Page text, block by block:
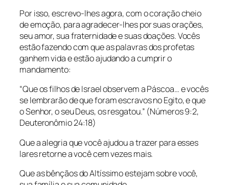
Por isso, escrevo-lhes agora, com o coração cheio
de emoção, para agradecer-lhes por suas orações,
seu amor, sua fraternidade e suas doações. Vocês
estão fazendo com que as palavras dos profetas
ganhem vida e estão ajudando a cumprir o
mandamento:
“Que os filhos de Israel observem a Páscoa… e vocês
se lembrarão de que foram escravos no Egito, e que
o Senhor, o seu Deus, os resgatou.” (Números 9:2,
Deuteronômio 24:18)
Que a alegria que você ajudou a trazer para esses
lares retorne a você cem vezes mais.
Que as bênçãos do Altíssimo estejam sobre você,